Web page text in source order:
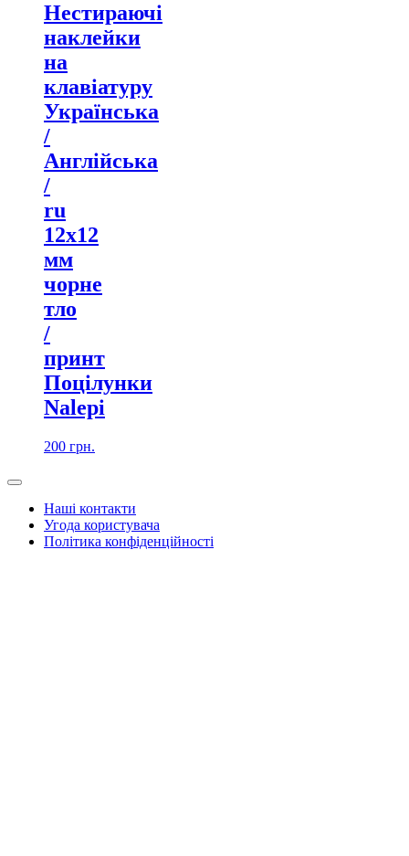
Нестираючі
наклейки
на
клавіатуру
Українська
/
Англійська
/
ru
12х12
мм
чорне
тло
/
принт
Поцілунки
Nalepi
200 грн.
Наші контакти
Угода користувача
Політика конфіденційності